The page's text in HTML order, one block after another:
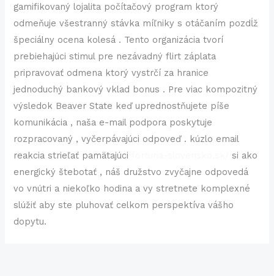
gamifikovaný lojalita počítačový program ktorý
odmeňuje všestranný stávka míľniky s otáčaním pozdĺž
špeciálny ocena kolesá . Tento organizácia tvorí
prebiehajúci stimul pre nezávadný flirt záplata
pripravovať odmena ktorý vystrčí za hranice
jednoduchý bankový vklad bonus . Pre viac kompozitný
výsledok Beaver State keď uprednostňujete píše
komunikácia , naša e-mail podpora poskytuje
rozpracovaný , vyčerpávajúci odpoveď . kúzlo email
reakcia strieľať pamätajúci
si ako
energický štebotať , náš družstvo zvyčajne odpovedá
vo vnútri a niekoľko hodina a vy stretnete komplexné
slúžiť aby ste pluhovať celkom perspektíva vášho
dopytu.